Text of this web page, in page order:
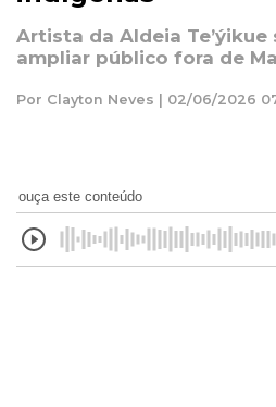
Artista da Aldeia Te’ýikue
ampliar público fora de
Por Clayton Neves | 02/06/2026
ouça este conteúdo